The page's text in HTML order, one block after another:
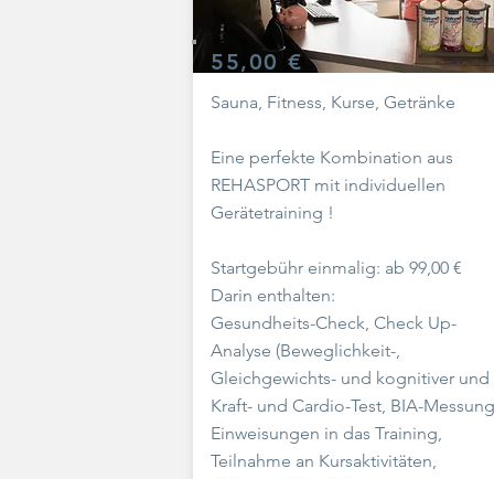
55,00 €
Sauna, Fitness, Kurse, Getränke
Eine perfekte Kombination aus
REHASPORT mit individuellen
Gerätetraining !
Startgebühr einmalig: ab 99,00 €
Darin enthalten:
Gesundheits-Check, Check Up-
Analyse (Beweglichkeit-,
Gleichgewichts- und kognitiver und
Kraft- und Cardio-Test, BIA-
Einweisungen in das Training,
Teilnahme an Kursaktivitäten,